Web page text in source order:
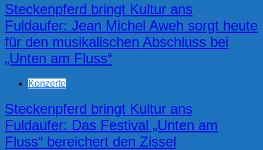
Steckenpferd bringt Kultur ans
Fuldaufer: Jean Michel Aweh sorgt heute
für den musikalischen Abschluss bei
„Unten am Fluss“
Konzerte
Steckenpferd bringt Kultur ans
Fuldaufer: Das Festival „Unten am
Fluss“ bereichert den Zissel